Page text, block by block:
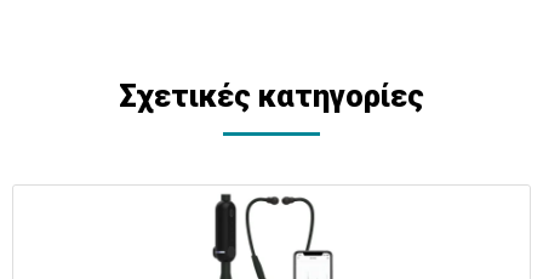
Σχετικές κατηγορίες